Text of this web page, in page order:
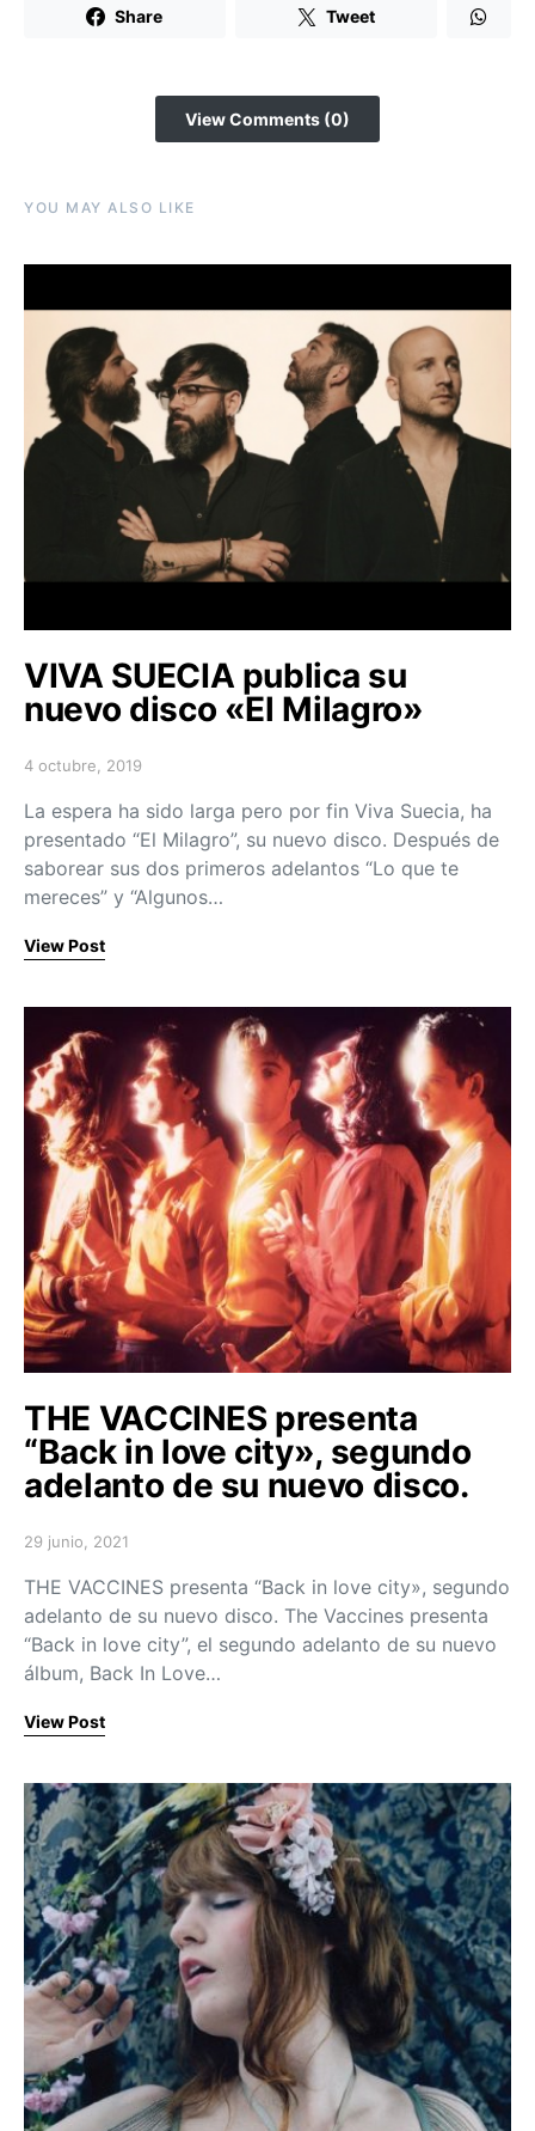
Share Tweet
View Comments (0)
YOU MAY ALSO LIKE
VIVA SUECIA publica su
nuevo disco «El Milagro»
Posted on
4 octubre, 2019
La espera ha sido larga pero por fin Viva Suecia, ha
presentado “El Milagro”, su nuevo disco. Después de
saborear sus dos primeros adelantos “Lo que te
mereces” y “Algunos…
View Post
THE VACCINES presenta
“Back in love city», segundo
adelanto de su nuevo disco.
Posted on
29 junio, 2021
THE VACCINES presenta “Back in love city», segundo
adelanto de su nuevo disco. The Vaccines presenta
“Back in love city”, el segundo adelanto de su nuevo
álbum, Back In Love…
View Post